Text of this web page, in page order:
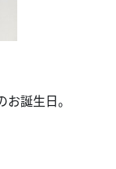
誕生日。